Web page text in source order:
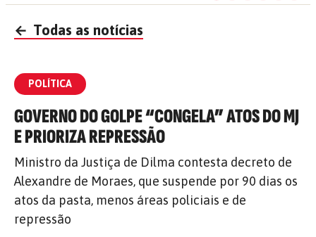
← Todas as notícias
POLÍTICA
GOVERNO DO GOLPE “CONGELA” ATOS DO MJ
E PRIORIZA REPRESSÃO
Ministro da Justiça de Dilma contesta decreto de
Alexandre de Moraes, que suspende por 90 dias os
atos da pasta, menos áreas policiais e de
repressão